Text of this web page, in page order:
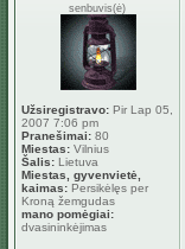
senbuvis(ė)
Užsiregistravo: Pir Lap 05,
2007 7:06 pm
Pranešimai: 80
Miestas: Vilnius
Šalis: Lietuva
Miestas, gyvenvietė,
kaimas: Persikėlęs per
Kroną žemgudas
mano pomėgiai:
dvasininkėjimas